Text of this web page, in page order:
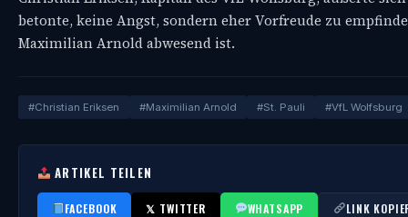
betonte, keine Angst, sondern eher Vorfreude zu
Maximilian Arnold abwesend ist.
#Christian Eriksen #Maximilian Arnold #St. Pauli #VfL Wolfsburg
ARTIKEL TEILEN
FACEBOOK 𝕏 TWITTER WHATSAPP LINK